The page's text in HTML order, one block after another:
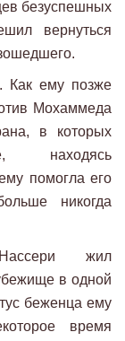
безуспешных
вернуться
Как ему позже
Мохаммеда
в которых
находясь
помогла его
никогда
жил
в одной
беженца ему
время